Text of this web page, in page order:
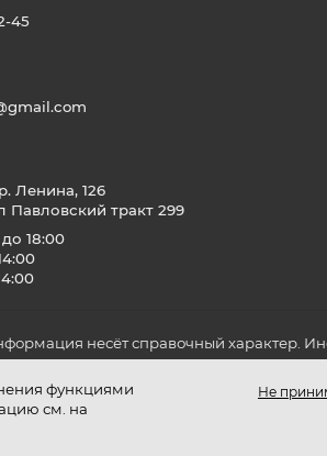
функциями
см. на
Не
45
Ленина, 126
Павловский тракт 299
18:00
несёт справочный характер.
во всех для вас важных